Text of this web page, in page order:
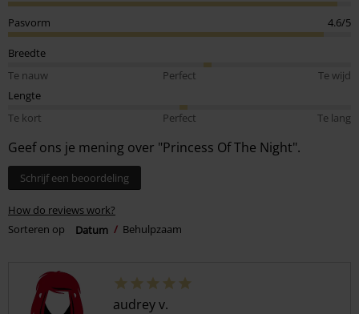
Pasvorm 4.6/5
Breedte
Te nauw
Perfect
Te wijd
Lengte
Te kort
Perfect Te lang
Geef ons je mening over "Princess Of The Night".
Schrijf een beoordeling
How do reviews work?
Sorteren op
Datum Behulpzaam
audrey v.